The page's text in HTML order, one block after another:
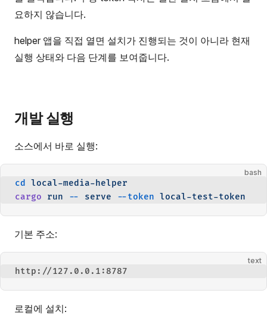
요하지 않습니다.
helper 앱을 직접 열면 설치가 진행되는 것이 아니라 현재
실행 상태와 다음 단계를 보여줍니다.
개발 실행
소스에서 바로 실행:
bash
cd
local-media-helper
cargo run -- serve --token local-test-token
기본 주소:
text
http://127.0.0.1:8787
로컬에 설치: